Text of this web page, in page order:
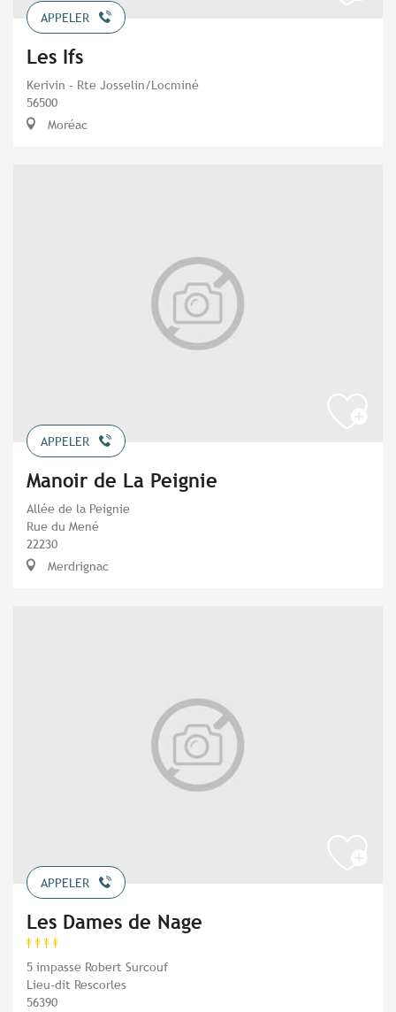
APPELER
Les Ifs
Kerivin - Rte Josselin/Locminé
56500
Moréac
APPELER
Manoir de La Peignie
Allée de la Peignie
Rue du Mené
22230
Merdrignac
APPELER
Les Dames de Nage
5 impasse Robert Surcouf
Lieu-dit Rescorles
56390